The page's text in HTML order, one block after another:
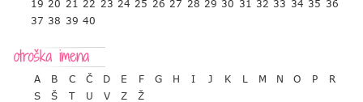
19 20 21 22 23 24 25 26 27 28 29 30 31 32 33 34 35 36
37 38 39 40
A B C Č D E F G H I J K L M N O P
R
S
Š T U V Z Ž